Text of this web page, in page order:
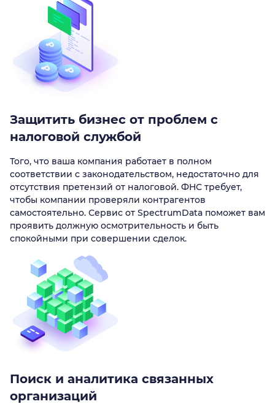
Защитить бизнес от проблем с
налоговой службой
Того, что ваша компания работает в полном
соответствии с законодательством, недостаточно для
отсутствия претензий от налоговой. ФНС требует,
чтобы компании проверяли контрагентов
самостоятельно. Сервис от SpectrumData поможет вам
проявить должную осмотрительность и быть
спокойными при совершении сделок.
Поиск и аналитика связанных
организаций